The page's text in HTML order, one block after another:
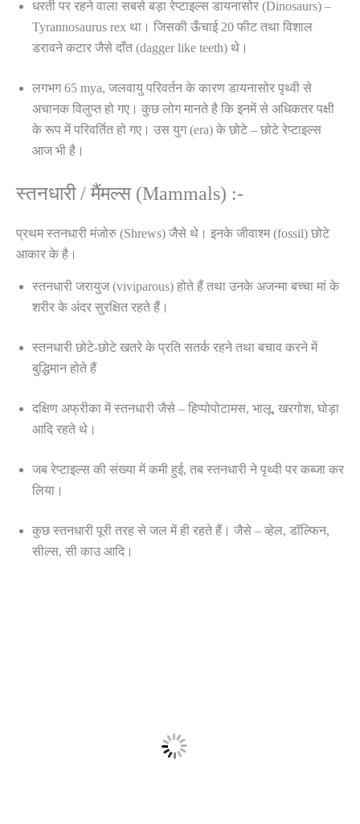
धरती पर रहने वाला सबसे बड़ा रेप्टाइल्स डायनासोर (Dinosaurs) –
Tyrannosaurus rex था। जिसकी ऊँचाई 20 फीट तथा विशाल
डरावने कटार जैसे दाँत (dagger like teeth) थे।
लगभग 65 mya, जलवायु परिवर्तन के कारण डायनासोर पृथ्वी से
अचानक विलुप्त हो गए। कुछ लोग मानते है कि इनमें से अधिकतर पक्षी
के रूप में परिवर्तित हो गए। उस युग (era) के छोटे – छोटे रेप्टाइल्स
आज भी है।
स्तनधारी / मैंमल्स (Mammals) :-
प्रथम स्तनधारी मंजोरु (Shrews) जैसे थे। इनके जीवाश्म (fossil) छोटे
आकार के है।
स्तनधारी जरायुज (viviparous) होते हैं तथा उनके अजन्मा बच्चा मां के
शरीर के अंदर सुरक्षित रहते हैं।
स्तनधारी छोटे-छोटे खतरे के प्रति सतर्क रहने तथा बचाव करने में
बुद्धिमान होते हैं
दक्षिण अफ्रीका में स्तनधारी जैसे – हिप्पोपोटामस, भालू, खरगोश, घोड़ा
आदि रहते थे।
जब रेप्टाइल्स की संख्या में कमी हुई, तब स्तनधारी ने पृथ्वी पर कब्जा कर
लिया।
कुछ स्तनधारी पूरी तरह से जल में ही रहते हैं। जैसे – व्हेल, डॉल्फिन,
सील्स, सी काउ आदि।